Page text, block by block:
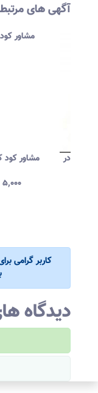
آگهی های مرتبط
کارگر جمع کننده
کاربر گرامی
دیدگاه